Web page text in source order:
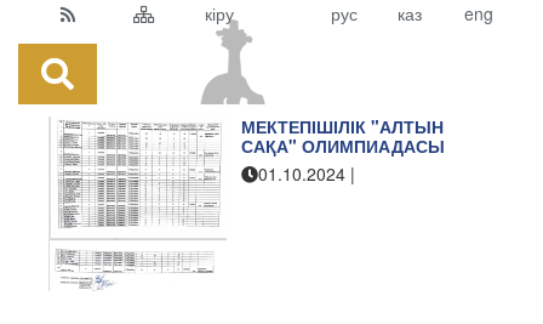
кіру рус каз eng
МЕКТЕПІШІЛІК "АЛТЫН
САҚА" ОЛИМПИАДАСЫ
01.10.2024 |